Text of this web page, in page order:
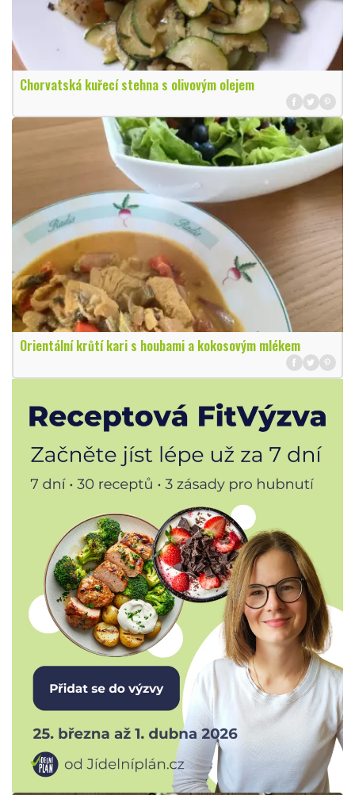
Chorvatská kuřecí stehna s olivovým olejem
Orientální krůtí kari s houbami a kokosovým mlékem